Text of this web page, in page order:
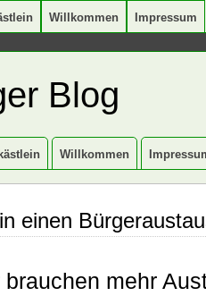
Willkommen Impressum
Blog
Willkommen
einen
mehr